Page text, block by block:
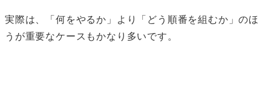
実際は、「何をやるか」より「どう順番を組むか」のほ
うが重要なケースもかなり多いです。